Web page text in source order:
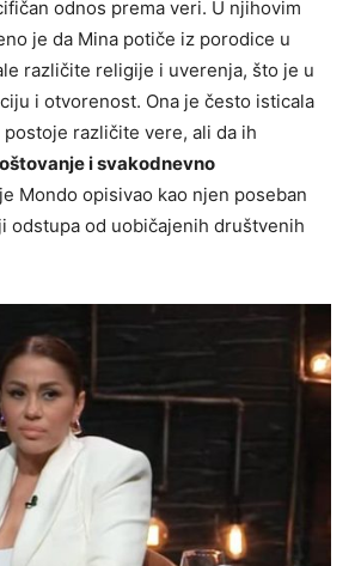
odnos prema veri. U njihovim
je da Mina potiče iz porodice u
različite religije i uverenja, što je u
i otvorenost. Ona je često isticala
različite vere, ali da ih
i svakodnevno
Mondo opisivao kao njen poseban
odstupa od uobičajenih društvenih